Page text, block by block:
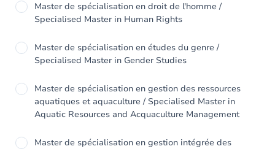
Master de spécialisation en droit de l'homme /
Specialised Master in Human Rights
Master de spécialisation en études du genre /
Specialised Master in Gender Studies
Master de spécialisation en gestion des ressources
aquatiques et aquaculture / Specialised Master in
Aquatic Resources and Acquaculture Management
Master de spécialisation en gestion intégrée des